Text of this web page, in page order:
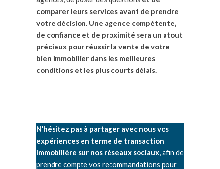
comparer leurs services avant de prendre
votre décision Une agence compétente,
de confiance et de proximité sera un atout
précieux pour réussir la vente de votre
bien immobilier dans les meilleures
conditions et les plus courts délais.
N’hésitez pas à partager avec nous vos
expériences en terme de transaction
immobilière sur nos réseaux sociaux , afin de
prendre compte vos recommandations pour